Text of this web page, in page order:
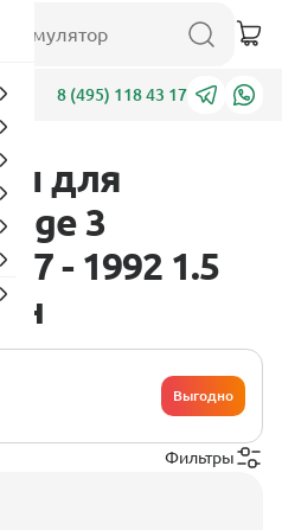
8 (495) 118 43 17
для
3
- 1992 1.5
Выгодно
Фильтры